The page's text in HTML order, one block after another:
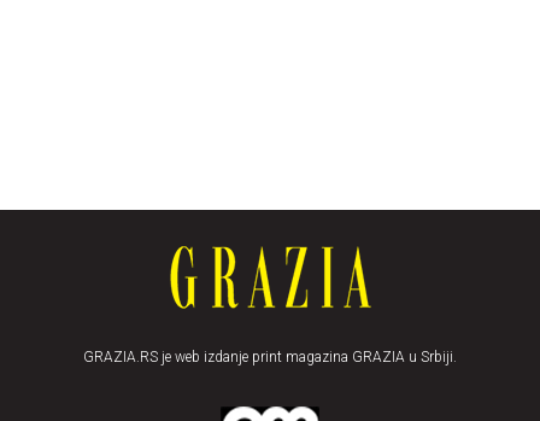
GRAZIA.RS je web izdanje print magazina GRAZIA u Srbiji.